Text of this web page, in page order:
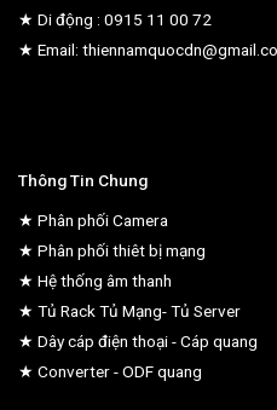
★ Di động : 0915 11 00 72
★ Email:
Thông Tin Chung
★ Phân phối Camera
★ Phân phối thiêt bị mạng
★ Hệ thống âm thanh
★ Tủ Rack Tủ Mạng- Tủ Server
★ Dây cáp điện thoại - Cáp quang
★ Converter - ODF quang